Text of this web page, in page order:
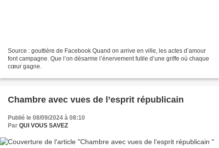
Source : gouttière de Facebook Quand on arrive en ville, les actes d’amour
font campagne. Que l’on désarme l’énervement futile d’une griffe où chaque
cœur gagne.
Chambre avec vues de l’esprit républicain
Publié le 08/09/2024 à 08:10
Par QUI VOUS SAVEZ